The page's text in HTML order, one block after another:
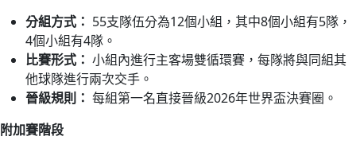
分組方式： 55支隊伍分為12個小組，其中8個小組有5隊，
4個小組有4隊。
比賽形式： 小組內進行主客場雙循環賽，每隊將與同組其
他球隊進行兩次交手。
晉級規則： 每組第一名直接晉級2026年世界盃決賽圈。
附加賽階段